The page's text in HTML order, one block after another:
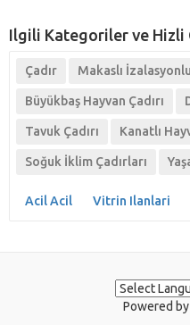
Ilgili Kategoriler ve Hizli
Çadır Makaslı
Büyükbaş Hayvan Çadırı
Tavuk Çadırı Kanatlı
Soğuk İklim Çadırları
Acil Acil Vitrin Ilanlari
Powered by